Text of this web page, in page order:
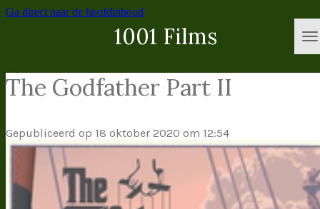
Ga direct naar de hoofdinhoud
1001 Films
The Godfather Part II
Gepubliceerd op 18 oktober 2020 om 12:54